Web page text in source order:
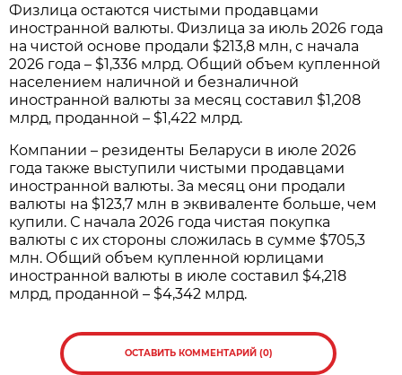
Физлица остаются чистыми продавцами
иностранной валюты. Физлица за июль 2026 года
на чистой основе продали $213,8 млн, с начала
2026 года – $1,336 млрд. Общий объем купленной
населением наличной и безналичной
иностранной валюты за месяц составил $1,208
млрд, проданной – $1,422 млрд.
Компании – резиденты Беларуси в июле 2026
года также выступили чистыми продавцами
иностранной валюты. За месяц они продали
валюты на $123,7 млн в эквиваленте больше, чем
купили. С начала 2026 года чистая покупка
валюты с их стороны сложилась в сумме $705,3
млн. Общий объем купленной юрлицами
иностранной валюты в июле составил $4,218
млрд, проданной – $4,342 млрд.
ОСТАВИТЬ КОММЕНТАРИЙ (0)